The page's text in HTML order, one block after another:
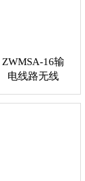
ZWMSA-16输
电线路无线